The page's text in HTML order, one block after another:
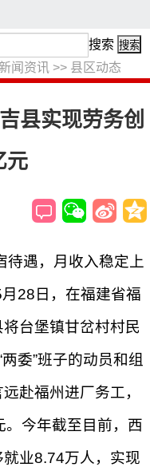
闻资讯 >> 县区动态
搜索 搜索
县实现劳务创
元
待遇，月收入稳定上
28日，在福建省福
台堡镇甘岔村村民
委”班子的动员和组
赴福州进厂务工，
今年截至目前，西
业8.74万人，实现